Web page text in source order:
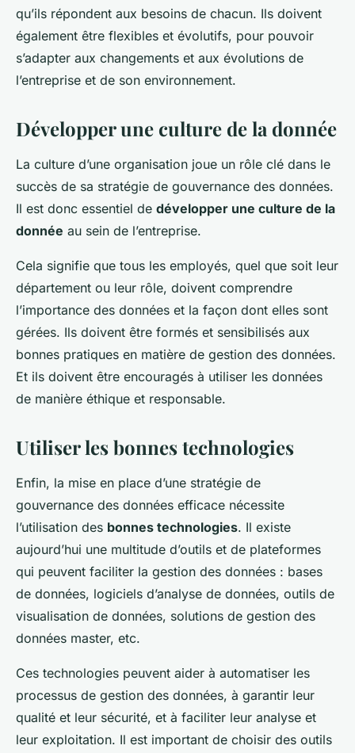
qu’ils répondent aux besoins de chacun. Ils doivent
également être flexibles et évolutifs, pour pouvoir
s’adapter aux changements et aux évolutions de
l’entreprise et de son environnement.
Développer une culture de la donnée
La culture d’une organisation joue un rôle clé dans le
succès de sa stratégie de gouvernance des données.
Il est donc essentiel de développer une culture de la
donnée au sein de l’entreprise.
Cela signifie que tous les employés, quel que soit leur
département ou leur rôle, doivent comprendre
l’importance des données et la façon dont elles sont
gérées. Ils doivent être formés et sensibilisés aux
bonnes pratiques en matière de gestion des données.
Et ils doivent être encouragés à utiliser les données
de manière éthique et responsable.
Utiliser les bonnes technologies
Enfin, la mise en place d’une stratégie de
gouvernance des données efficace nécessite
l’utilisation des bonnes technologies. Il existe
aujourd’hui une multitude d’outils et de plateformes
qui peuvent faciliter la gestion des données : bases
de données, logiciels d’analyse de données, outils de
visualisation de données, solutions de gestion des
données master, etc.
Ces technologies peuvent aider à automatiser les
processus de gestion des données, à garantir leur
qualité et leur sécurité, et à faciliter leur analyse et
leur exploitation. Il est important de choisir des outils